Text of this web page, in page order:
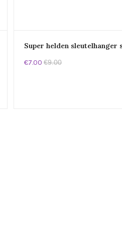
Super helden sleutelhanger
€7.00 €9.00